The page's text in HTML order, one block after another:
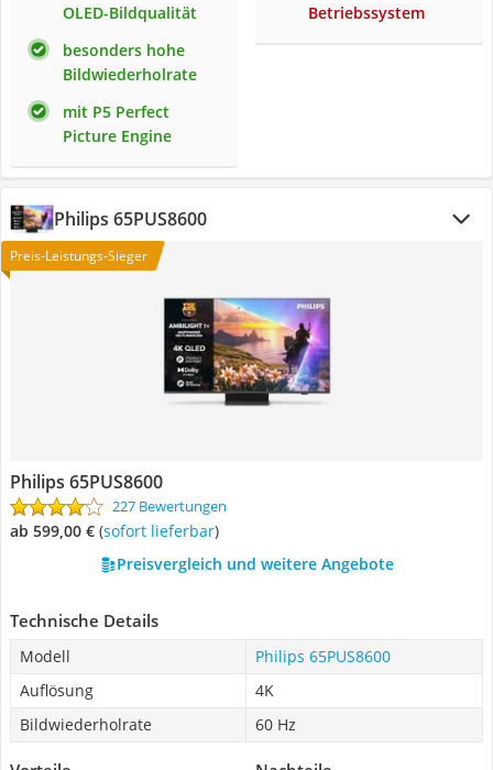
OLED-Bildqualität
besonders hohe
Bildwiederholrate
mit P5 Perfect
Picture Engine
Betriebssystem
Philips 65PUS8600
Preis-Leistungs-Sieger
Philips 65PUS8600
227 Bewertungen
ab 599,00 € ( Sofort lieferbar)
Preisvergleich und weitere Angebote
Technische Details
Modell
Philips 65PUS8600
Auflösung
4K
Bildwiederholrate
60 Hz